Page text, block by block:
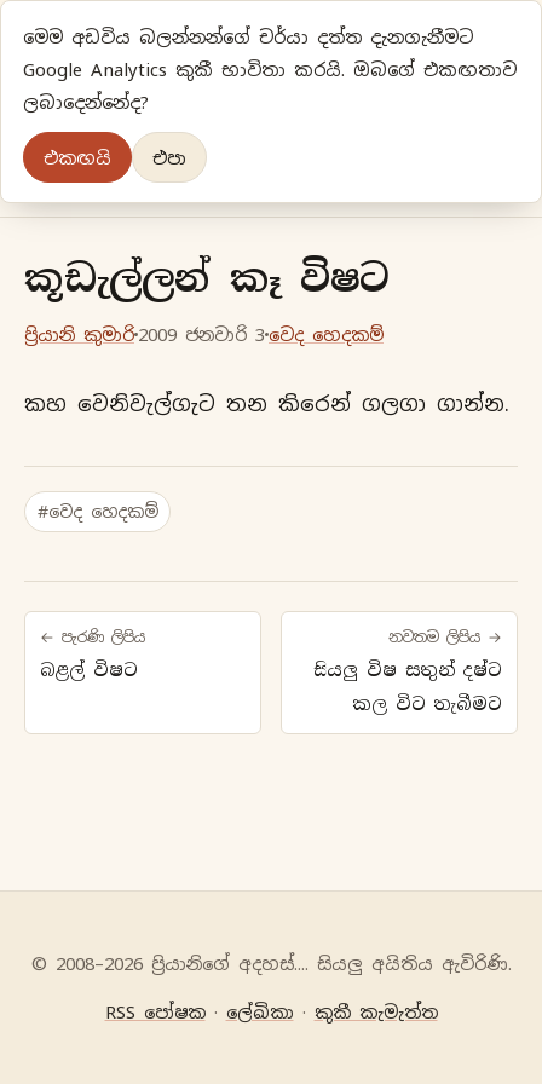
ප්‍රියානිගේ අදහස්‍...
මුල් පිටුවවර්ගීකරණ
කූඩැල්ලන් කෑ විෂට
ප්‍රියානි කුමාරි 2009 ජනවාරි 3 වෙද හෙදකම්
කහ වෙනිවැල්ගැට තන කිරෙන් ගලගා ගාන්න.
#වෙද හෙදකම්
← පැරණි ලිපිය
බළල් විෂට
නවතම ලිපිය →
සියලු විෂ සතුන් දෂ්ට
කල විට තැබීමට
© 2008–2026 ප්‍රියානිගේ අදහස්‍.... සියලු අයිතිය ඇවිරිණි.
RSS පෝෂක· ලේඛිකා · කුකී කැමැත්ත
මෙම අඩවිය බලන්නන්ගේ චර්යා දත්ත දැනගැනීමට
Google Analytics කුකී භාවිතා කරයි. ඔබගේ එකඟතාව
ලබාදෙන්නේද?
එකඟයි එපා